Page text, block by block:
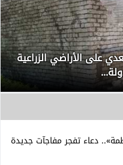
إزالة 26 حالة تعدي على الأراضي الزراعية
دعاء تفجر مفاجآت جديدة